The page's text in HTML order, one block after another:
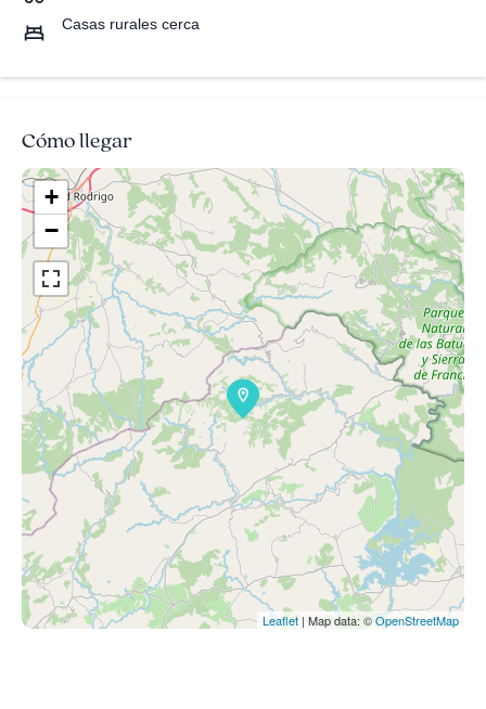
Casas rurales cerca
Cómo llegar
+
−
Leaflet | Map data: ©OpenStreetMap